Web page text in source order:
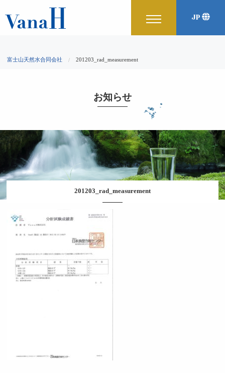
JP
富士山天然水合同会社 201203_rad_measurement
お知らせ
201203_rad_measurement